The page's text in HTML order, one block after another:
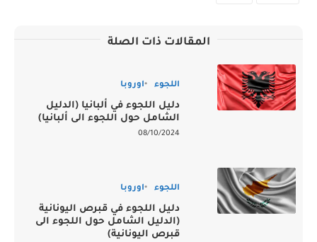
المقالات ذات الصلة
اللجوء اوروبا
دليل اللجوء في ألبانيا (الدليل
الشامل حول اللجوء الى ألبانيا)
08/10/2024
اللجوء اوروبا
دليل اللجوء في قبرص اليونانية
(الدليل الشامل حول اللجوء الى
قبرص اليونانية)